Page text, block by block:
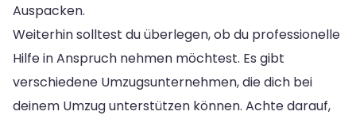
Auspacken.
Weiterhin solltest du überlegen, ob du professionelle
Hilfe in Anspruch nehmen möchtest. Es gibt
verschiedene Umzugsunternehmen, die dich bei
deinem Umzug unterstützen können. Achte darauf,